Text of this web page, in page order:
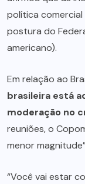
política
postura do
americano).
Em relação ao
brasileira está
moderação no
reuniões, o
menor
“Você vai estar